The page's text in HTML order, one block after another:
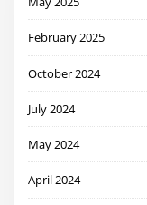
February 2025
October 2024
July 2024
May 2024
April 2024